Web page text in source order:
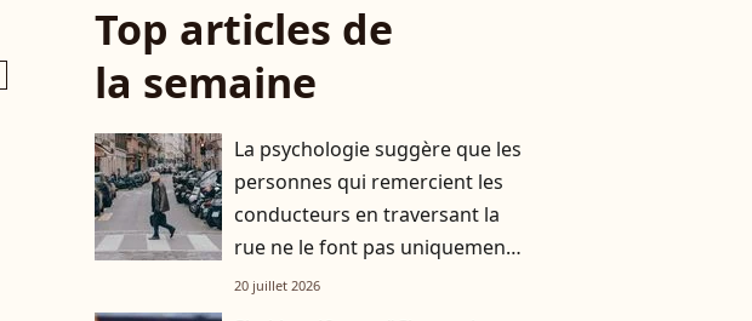
Top articles de
la semaine
La psychologie suggère que les
personnes qui remercient les
conducteurs en traversant la
rue ne le font pas uniquement
par gratitude
20 juillet 2026